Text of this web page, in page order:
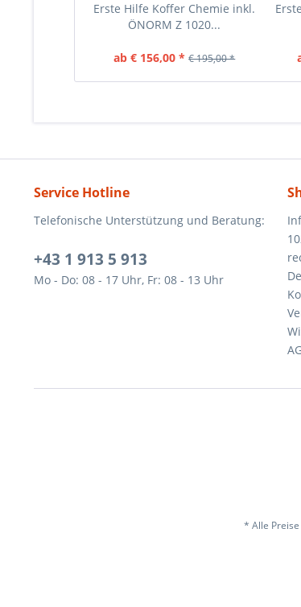
Erste Hilfe Koffer Chemie inkl.
ÖNORM Z 1020...
ab € 156,00 * € 195,00 *
Service Hotline
Telefonische Unterstützung und Beratung:
+43 1 913 5 913
Mo - Do: 08 - 17 Uhr, Fr: 08 - 13 Uhr
* Alle